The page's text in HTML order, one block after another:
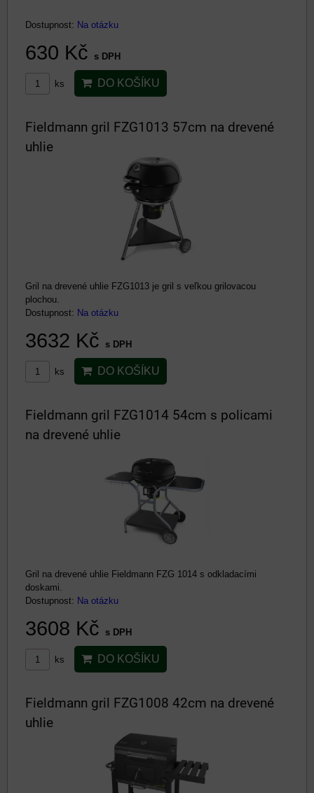
Dostupnost: Na otázku
630 Kč s DPH
ks DO KOŠÍKU
Fieldmann gril FZG1013 57cm na drevené
uhlie
Gril na drevené uhlie FZG1013 je gril s veľkou grilovacou
plochou.
Dostupnost: Na otázku
3632 Kč s DPH
ks DO KOŠÍKU
Fieldmann gril FZG1014 54cm s policami
na drevené uhlie
Gril na drevené uhlie Fieldmann FZG 1014 s odkladacími
doskami.
Dostupnost: Na otázku
3608 Kč s DPH
ks DO KOŠÍKU
Fieldmann gril FZG1008 42cm na drevené
uhlie